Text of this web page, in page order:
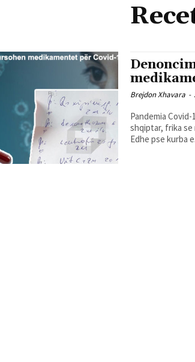
Brejdon Xhavara -
Pandemia
shqiptar, frika
Edhe pse kurba